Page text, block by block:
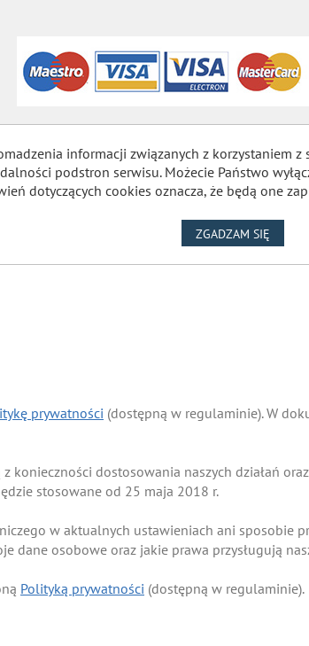
informacji związanych z
podstron serwisu. Możecie Państwo
dotyczących cookies oznacza, że będą one
ZGADZAM SIĘ
prywatności (dostępną w regulaminie). W
konieczności dostosowania naszych działań
stosowane od 25 maja 2018 r.
w aktualnych ustawieniach ani sposobie
dane osobowe oraz jakie prawa przysługują
Polityką prywatności (dostępną w regulaminie).